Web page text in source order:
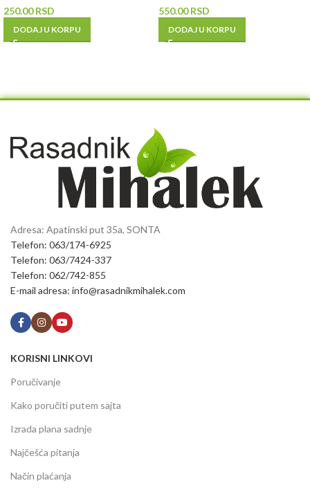
250.00RSD
DODAJ U KORPU
550.00RSD
DODAJ U KORPU
Adresa: Apatinski put 35a, SONTA
Telefon: 063/174-6925
Telefon: 063/7424-337
Telefon: 062/742-855
E-mail adresa: info@rasadnikmihalek.com
KORISNI LINKOVI
Poručivanje
Kako poručiti putem sajta
Izrada plana sadnje
Najčešća pitanja
Način plaćanja